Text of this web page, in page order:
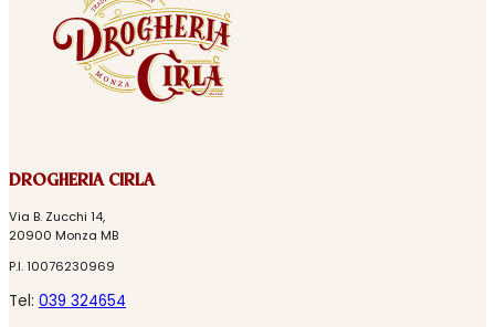
DROGHERIA CIRLA
Via B. Zucchi 14,
20900 Monza MB
P.I. 10076230969
Tel: 039 324654